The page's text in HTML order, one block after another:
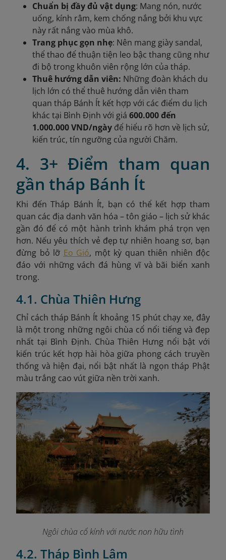
Chuẩn bị đầy đủ vật dụng: Mang nón, nước
uống, kính râm, kem chống nắng bởi khu vực
này rất nắng vào mùa khô.
Trang phục gọn nhẹ: Nên mang giày sandal,
thể thao để thuận tiện leo bậc thang cũng như
đi bộ trong khuôn viên rộng lớn của tháp.
Thuê hướng dẫn viên: Những đoàn khách du
lịch lớn có thể thuê hướng dẫn viên tham
quan tháp Bánh Ít kết hợp với các điểm du lịch
khác tại Bình Định với giá 600.000 đến
1.000.000 VND/ngày để hiểu rõ hơn về lịch sử,
kiến trúc, tín ngưỡng của người Chăm.
4. 3+ Điểm tham quan
gần tháp Bánh Ít
Khi đến Tháp Bánh Ít, bạn có thể kết hợp tham
quan các địa danh văn hóa – tôn giáo – lịch sử khác
gần đó để có một hành trình khám phá trọn vẹn
hơn. Nếu yêu thích vẻ đẹp tự nhiên hoang sơ, bạn
đừng bỏ lỡ Eo Gió, một kỳ quan thiên nhiên độc
đáo với những vách đá hùng vĩ và bãi biển xanh
trong.
4.1. Chùa Thiên Hưng
Chỉ cách tháp Bánh Ít khoảng 15 phút chạy xe, đây
là một trong những ngôi chùa cổ nổi tiếng và đẹp
nhất tại Bình Định. Chùa Thiên Hưng nổi bật với
kiến trúc kết hợp hài hòa giữa phong cách truyền
thống và hiện đại, nổi bật nhất là ngọn tháp Phật
màu trắng cao vút giữa nền trời xanh.
Ngôi chùa cổ kính với nước non hữu tình
4.2. Tháp Bình Lâm